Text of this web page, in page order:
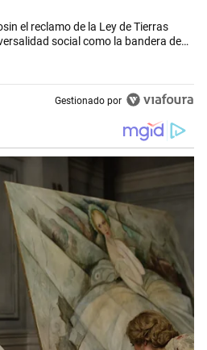
título "Para Natalia Volosin el
el reclamo de la Ley de Tierras
social como la bandera de
Gestionado por